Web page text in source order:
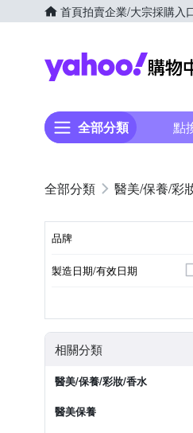
首頁拍賣企業/大宗採購入
全部分類 點
醫美/保養/彩
品牌
品牌名稱
製造日期/有效日期
相關分類
醫美/保養/彩妝/香水
醫美保養